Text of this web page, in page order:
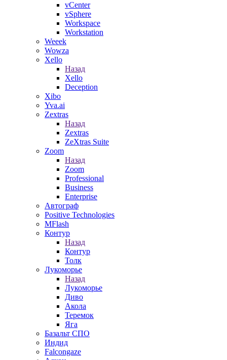
vCenter
vSphere
Workspace
Workstation
Weeek
Wowza
Xello
Назад
Xello
Deception
Xibo
Yva.ai
Zextras
Назад
Zextras
ZeXtras Suite
Zoom
Назад
Zoom
Professional
Business
Enterprise
Автограф
Positive Technologies
MFlash
Контур
Назад
Контур
Толк
Лукоморье
Назад
Лукоморье
Диво
Акола
Теремок
Яга
Базальт СПО
Индид
Falcongaze